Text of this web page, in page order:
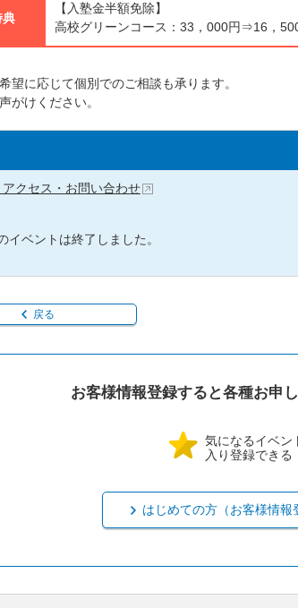
典
【入塾金半額免除】
高校グリーンコース：33，000円⇒16，
望に応じて個別でのご相談も承ります。
がけください。
クセス・お問い合わせ
イベントは終了しました。
戻る
お客様情報登録すると各種お申
気になるイベン
入り登録できる
はじめての方（お客様情報